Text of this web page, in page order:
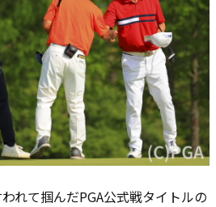
れて掴んだPGA公式戦タイトルの